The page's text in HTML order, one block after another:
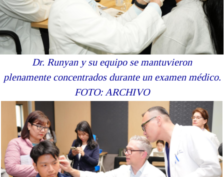
Dr. Runyan y su equipo se mantuvieron
plenamente concentrados durante un examen médico.
FOTO: ARCHIVO